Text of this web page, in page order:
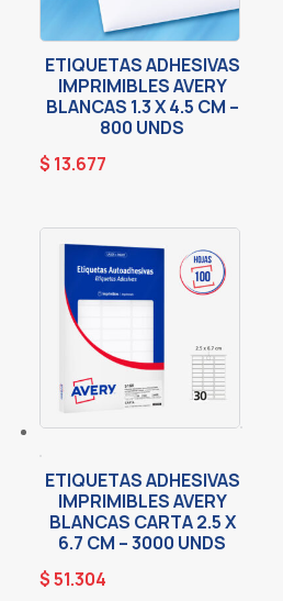
ETIQUETAS ADHESIVAS
IMPRIMIBLES AVERY
BLANCAS 1.3 X 4.5 CM –
800 UNDS
$ 13.677
ETIQUETAS ADHESIVAS
IMPRIMIBLES AVERY
BLANCAS CARTA 2.5 X
6.7 CM – 3000 UNDS
$51.304